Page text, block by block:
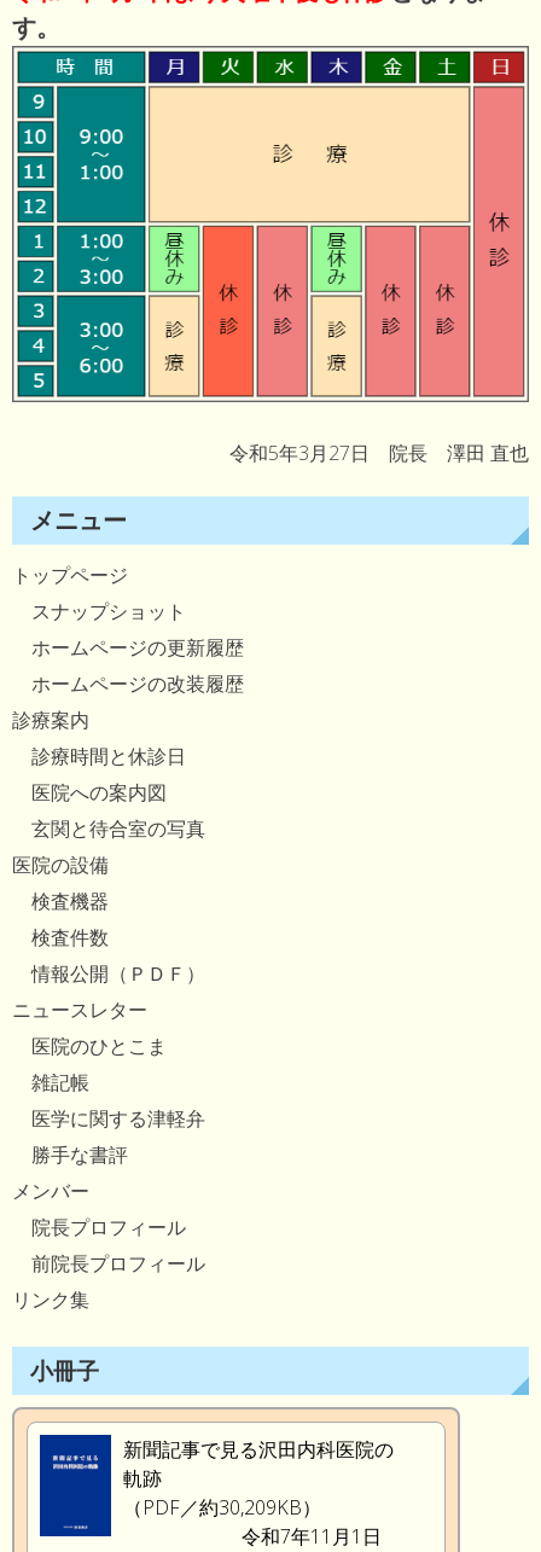
す。
令和5年3月27日 院長 澤田 直也
メニュー
トップページ
スナップショット
ホームページの更新履歴
ホームページの改装履歴
診療案内
診療時間と休診日
医院への案内図
玄関と待合室の写真
医院の設備
検査機器
検査件数
情報公開（ＰＤＦ）
ニュースレター
医院のひとこま
雑記帳
医学に関する津軽弁
勝手な書評
メンバー
院長プロフィール
前院長プロフィール
リンク集
小冊子
新聞記事で見る沢田内科医院の
軌跡
（PDF／約30,209KB）
令和7年11月1日